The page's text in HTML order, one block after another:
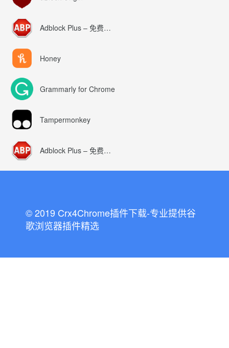
Adblock Plus – 免费的广告拦截器
Honey
Grammarly for Chrome
Tampermonkey
Adblock Plus – 免费的广告拦截器
© 2019 Crx4Chrome插件下载-专业提供谷
歌浏览器插件精选